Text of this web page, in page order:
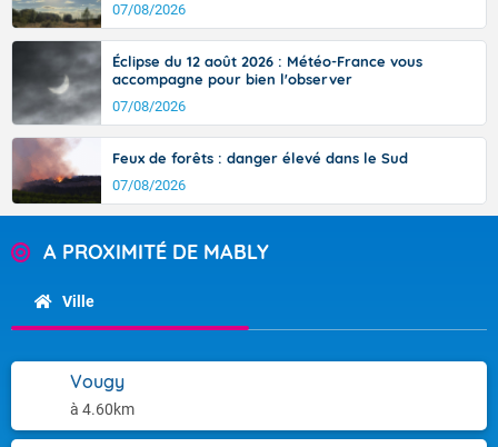
07/08/2026
Éclipse du 12 août 2026 : Météo-France vous
accompagne pour bien l'observer
07/08/2026
Feux de forêts : danger élevé dans le Sud
07/08/2026
A PROXIMITÉ DE MABLY
Ville
Vougy
à 4.60km